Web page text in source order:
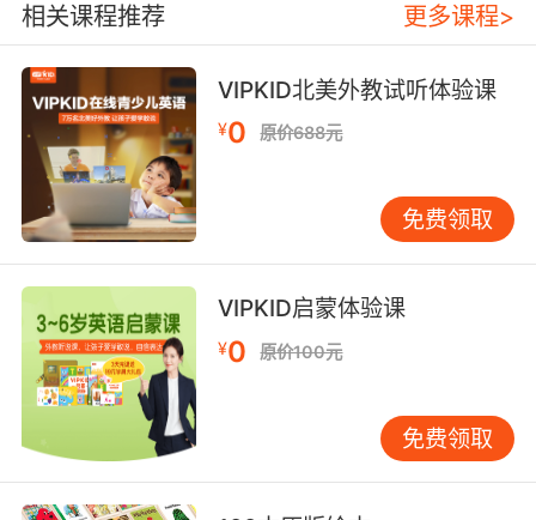
相关课程推荐 更多课程>
VIPKID北美外教试听体验课
¥0 原价688元
免费领取
VIPKID启蒙体验课
¥0 原价100元
免费领取